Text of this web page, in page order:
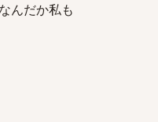
んだか私も